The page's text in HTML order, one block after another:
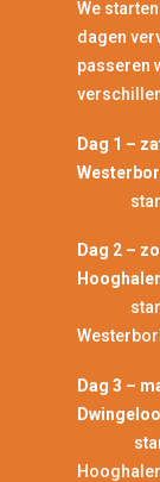
We
dagen
passeren
Dag 1 –
Dag 2 –
Dag 3 –
Dwingeloo